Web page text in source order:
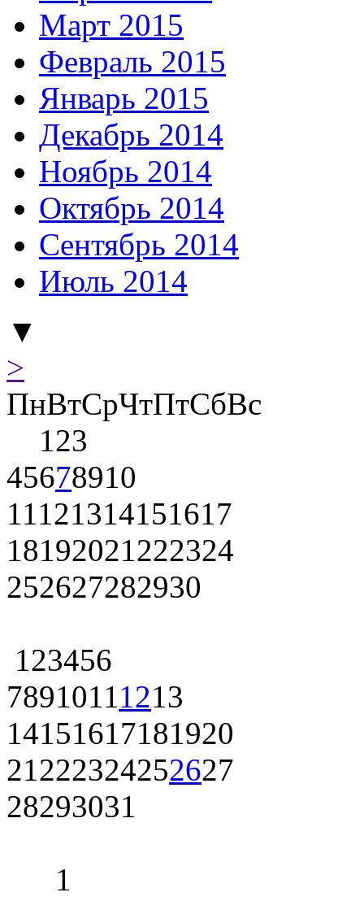
Март 2015
Февраль 2015
Январь 2015
Декабрь 2014
Ноябрь 2014
Октябрь 2014
Сентябрь 2014
Июль 2014
▼
>
ПнВтСрЧтПтСбВс
123
45678910
11121314151617
18192021222324
252627282930
123456
78910111213
14151617181920
21222324252627
28293031
1